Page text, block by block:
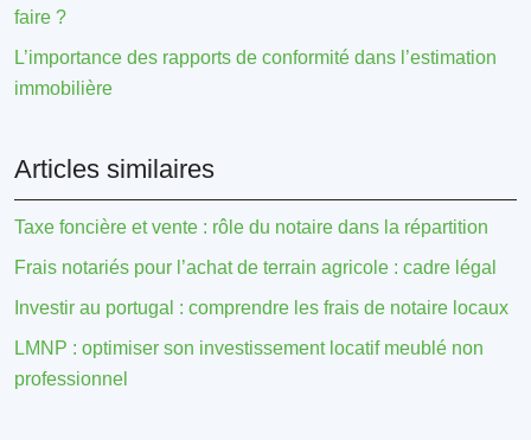
faire ?
L’importance des rapports de conformité dans l’estimation
immobilière
Articles similaires
Taxe foncière et vente : rôle du notaire dans la répartition
Frais notariés pour l’achat de terrain agricole : cadre légal
Investir au portugal : comprendre les frais de notaire locaux
LMNP : optimiser son investissement locatif meublé non
professionnel